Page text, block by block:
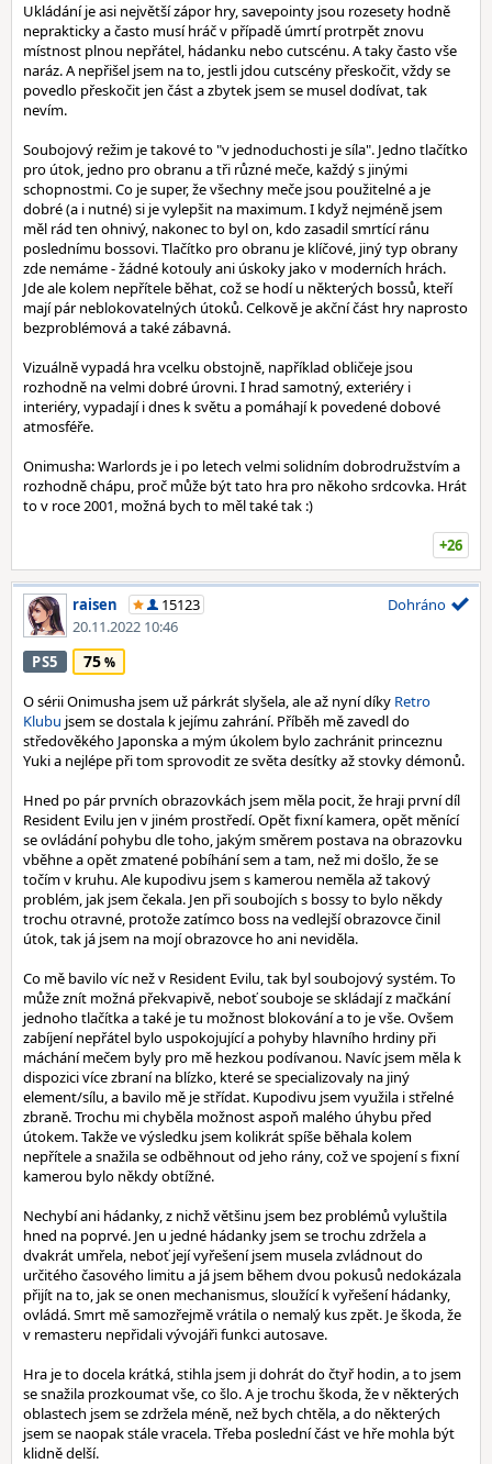
Ukládání je asi největší zápor hry, savepointy jsou rozesety hodně
neprakticky a často musí hráč v případě úmrtí protrpět znovu
místnost plnou nepřátel, hádanku nebo cutscénu. A taky často vše
naráz. A nepřišel jsem na to, jestli jdou cutscény přeskočit, vždy se
povedlo přeskočit jen část a zbytek jsem se musel dodívat, tak
nevím.
Soubojový režim je takové to "v jednoduchosti je síla". Jedno tlačítko
pro útok, jedno pro obranu a tři různé meče, každý s jinými
schopnostmi. Co je super, že všechny meče jsou použitelné a je
dobré (a i nutné) si je vylepšit na maximum. I když nejméně jsem
měl rád ten ohnivý, nakonec to byl on, kdo zasadil smrtící ránu
poslednímu bossovi. Tlačítko pro obranu je klíčové, jiný typ obrany
zde nemáme - žádné kotouly ani úskoky jako v moderních hrách.
Jde ale kolem nepřítele běhat, což se hodí u některých bossů, kteří
mají pár neblokovatelných útoků. Celkově je akční část hry naprosto
bezproblémová a také zábavná.
Vizuálně vypadá hra vcelku obstojně, například obličeje jsou
rozhodně na velmi dobré úrovni. I hrad samotný, exteriéry i
interiéry, vypadají i dnes k světu a pomáhají k povedené dobové
atmosféře.
Onimusha: Warlords je i po letech velmi solidním dobrodružstvím a
rozhodně chápu, proč může být tato hra pro někoho srdcovka. Hrát
to v roce 2001, možná bych to měl také tak :)
+26
raisen
15123
20.11.2022 10:46
Dohráno
PS5 75
O sérii Onimusha jsem už párkrát slyšela, ale až nyní díky Retro
Klubu jsem se dostala k jejímu zahrání. Příběh mě zavedl do
středověkého Japonska a mým úkolem bylo zachránit princeznu
Yuki a nejlépe při tom sprovodit ze světa desítky až stovky démonů.
Hned po pár prvních obrazovkách jsem měla pocit, že hraji první díl
Resident Evilu jen v jiném prostředí. Opět fixní kamera, opět měnící
se ovládání pohybu dle toho, jakým směrem postava na obrazovku
vběhne a opět zmatené pobíhání sem a tam, než mi došlo, že se
točím v kruhu. Ale kupodivu jsem s kamerou neměla až takový
problém, jak jsem čekala. Jen při soubojích s bossy to bylo někdy
trochu otravné, protože zatímco boss na vedlejší obrazovce činil
útok, tak já jsem na mojí obrazovce ho ani neviděla.
Co mě bavilo víc než v Resident Evilu, tak byl soubojový systém. To
může znít možná překvapivě, neboť souboje se skládají z mačkání
jednoho tlačítka a také je tu možnost blokování a to je vše. Ovšem
zabíjení nepřátel bylo uspokojující a pohyby hlavního hrdiny při
máchání mečem byly pro mě hezkou podívanou. Navíc jsem měla k
dispozici více zbraní na blízko, které se specializovaly na jiný
element/sílu, a bavilo mě je střídat. Kupodivu jsem využila i střelné
zbraně. Trochu mi chyběla možnost aspoň malého úhybu před
útokem. Takže ve výsledku jsem kolikrát spíše běhala kolem
nepřítele a snažila se odběhnout od jeho rány, což ve spojení s fixní
kamerou bylo někdy obtížné.
Nechybí ani hádanky, z nichž většinu jsem bez problémů vyluštila
hned na poprvé. Jen u jedné hádanky jsem se trochu zdržela a
dvakrát umřela, neboť její vyřešení jsem musela zvládnout do
určitého časového limitu a já jsem během dvou pokusů nedokázala
přijít na to, jak se onen mechanismus, sloužící k vyřešení hádanky,
ovládá. Smrt mě samozřejmě vrátila o nemalý kus zpět. Je škoda, že
v remasteru nepřidali vývojáři funkci autosave.
Hra je to docela krátká, stihla jsem ji dohrát do čtyř hodin, a to jsem
se snažila prozkoumat vše, co šlo. A je trochu škoda, že v některých
oblastech jsem se zdržela méně, než bych chtěla, a do některých
jsem se naopak stále vracela. Třeba poslední část ve hře mohla být
klidně delší.